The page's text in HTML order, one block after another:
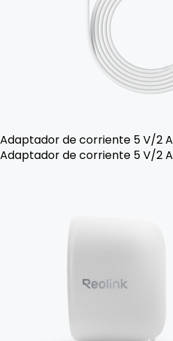
Adaptador de corriente 5 V/2 A
Adaptador de corriente 5 V/2 A